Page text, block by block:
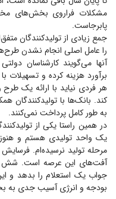
مشکلات فراروی بخش‌های
پابرجاست.
جمع زیادی از تولیدکنندگان
را عامل اصلی انجام نشدن
آنها می‌گویند کارشناسان
برآورد هزینه کرده و تسهیلات
هر فردی نیاید با ارائه یک
کند. بانک‌ها با تولیدکنندگان
به طور کامل پرداخت نمی‌کنند.
یک واحد تولیدی هستم و هنوز
مرحله تولید نرسیده‌ام.
آفت‌های این عرصه است. شش
جواب یک استعلام را بدهد و
بودجه و انرژی آسیب جدی به